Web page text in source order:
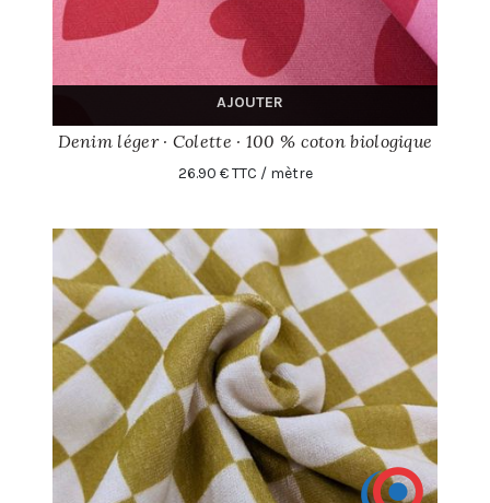
AJOUTER
Denim léger · Colette · 100 % coton biologique
26.90 € TTC / mètre